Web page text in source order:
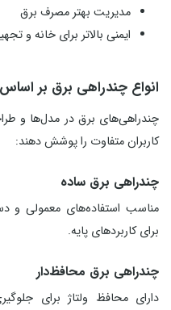
مدیریت بهتر مصرف برق
ایمنی بالاتر برای خانه و
انواع چندراهی برق بر
چندراهی‌های برق در مدل‌ها و
کاربران متفاوت را پوشش دهند:
چندراهی برق ساده
مناسب استفاده‌های معمولی و
برای کاربردهای پایه.
چندراهی برق محافظ‌دار
دارای محافظ ولتاژ برای